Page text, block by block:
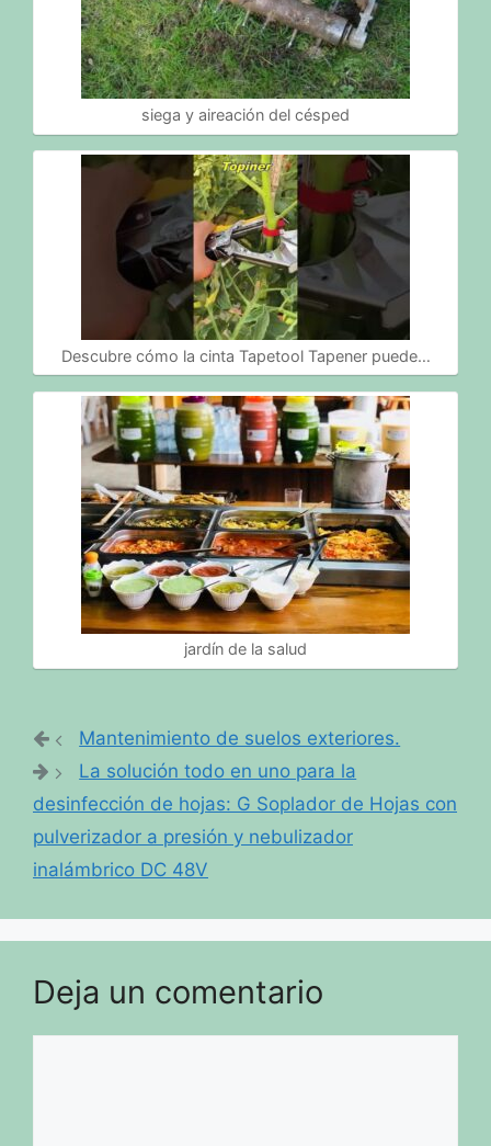
siega y aireación del césped
Descubre cómo la cinta Tapetool Tapener puede…
jardín de la salud
Mantenimiento de suelos exteriores.
La solución todo en uno para la
desinfección de hojas: G Soplador de Hojas con
pulverizador a presión y nebulizador
inalámbrico DC 48V
Deja un comentario